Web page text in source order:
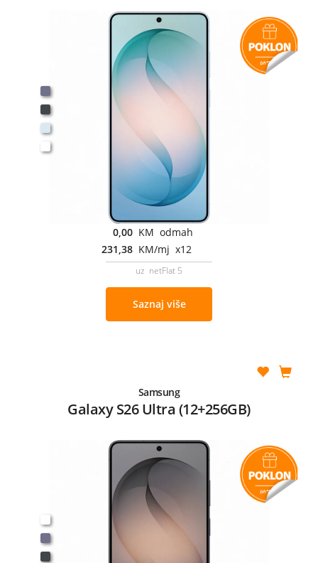
0,00 KM odmah
231,38 KM/mj x12
uz netFlat 5
Saznaj više
Samsung
Galaxy S26 Ultra (12+256GB)